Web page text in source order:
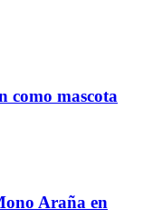
como mascota
Araña en